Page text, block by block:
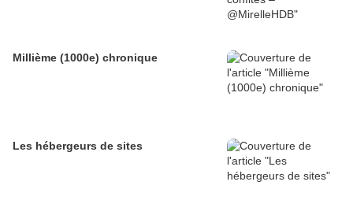
Millième (1000e) chronique
Les hébergeurs de sites